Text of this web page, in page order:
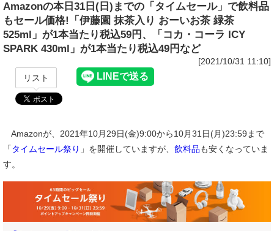
Amazonの本日31日(日)までの「タイムセール」で飲料品
もセール価格!「伊藤園 抹茶入り おーいお茶 緑茶
525ml」が1本当たり税込59円、「コカ・コーラ ICY
SPARK 430ml」が1本当たり税込49円など
[2021/10/31 11:10]
リスト
Amazonが、2021年10月29日(金)9:00から10月31日(月)23:59まで
「 タイムセール祭り 」を開催していますが、 飲料品も安くなっていま
す。